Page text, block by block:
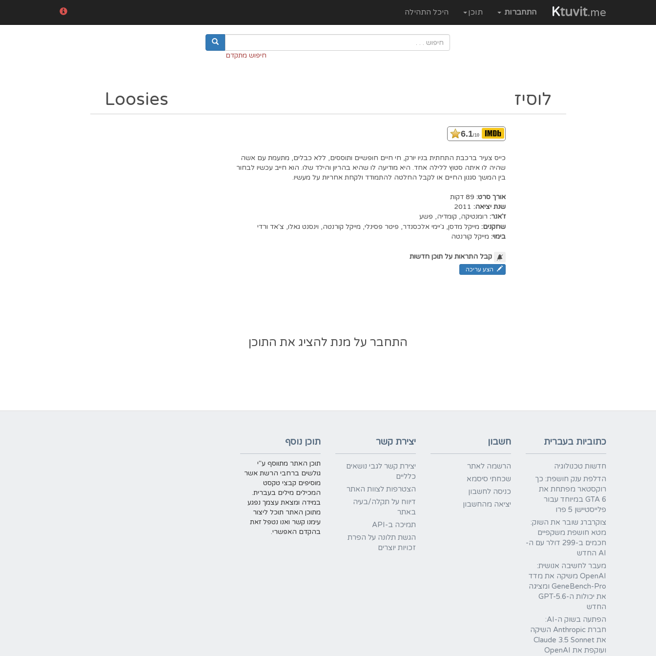
Ktuvit.me התחברות תוכן היכל התהילה
חיפוש מתקדם
לוסיז Loosies
6.1/10
כייס צעיר ברכבת התחתית בניו יורק, חי חיים חופשיים ותוססים, ללא כבלים, מתעמת עם אשה
שהיה לו איתה סטוץ ללילה אחד. היא מודיעה לו שהיא בהריון והילד שלו. הוא חייב עכשיו לבחור
בין המשך סגנון החיים או לקבל החלטה להתמודד ולקחת אחריות על מעשיו.
אורך סרט: 89 דקות
שנת יציאה: 2011
ז'אנר: רומנטיקה, קומדיה, פשע
שחקנים: מייקל מדסן, ג'יימי אלכסנדר, פיטר פסינלי, מייקל קורנטה, וינסנט גאלו, צ'אד ורדי
בימוי: מייקל קורנטה
קבל התראות על תוכן חדשות
הצע עריכה
התחבר על מנת להציג את התוכן
כתוביות בעברית
חדשות טכנולוגיה
הדלפת ענק חושפת: כך
רוקסטאר מפתחת את
GTA 6 במיוחד עבור
פלייסטיישן 5 פרו
צוקרברג שובר את השוק:
מטא חושפת משקפיים
חכמים ב-299 דולר עם ה-
AI החדש
מעבר לחשיבה אנושית:
OpenAI משיקה את מדד
GeneBench-Pro ומציגה
את יכולות ה-GPT-5.6
החדש
הפתעה בשוק ה-AI:
חברת Anthropic השיקה
את Claude 3.5 Sonnet
ועוקפת את OpenAI
חשבון
הרשמה לאתר
שכחתי סיסמא
כניסה לחשבון
יציאה מהחשבון
יצירת קשר
יצירת קשר לגבי נושאים
כלליים
הצטרפות לצוות האתר
דיווח על תקלה/בעיה
באתר
תמיכה ב-API
הגשת תלונה על הפרת
זכויות יוצרים
תוכן נוסף
תוכן האתר מתווסף ע"י
גולשים ברחבי הרשת אשר
מוסיפים קבצי טקסט
המכילים מילים בעברית.
במידה ומצאת עצמך נפגע
מתוכן האתר תוכל ליצור
עימנו קשר ואנו נטפל זאת
בהקדם האפשרי.